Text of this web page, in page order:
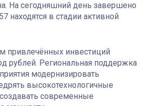
На сегодняшний день завершено
находятся в стадии активной
привлечённых инвестиций
рублей. Региональная поддержка
модернизировать
высокотехнологичные
современные